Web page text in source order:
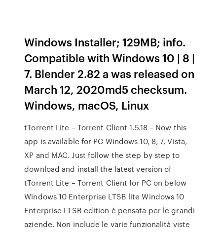
Windows Installer; 129MB; info.
Compatible with Windows 10 | 8 |
7. Blender 2.82 a was released on
March 12, 2020md5 checksum.
Windows, macOS, Linux
tTorrent Lite – Torrent Client 1.5.18 – Now this
app is available for PC Windows 10, 8, 7, Vista,
XP and MAC. Just follow the step by step to
download and install the latest version of
tTorrent Lite – Torrent Client for PC on below
Windows 10 Enterprise LTSB lite Windows 10
Enterprise LTSB edition è pensata per le grandi
aziende. Non include le varie funzionalità viste